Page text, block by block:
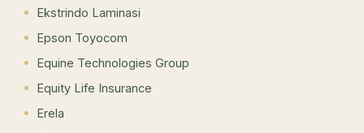
Ekstrindo Laminasi
Epson Toyocom
Equine Technologies Group
Equity Life Insurance
Erela